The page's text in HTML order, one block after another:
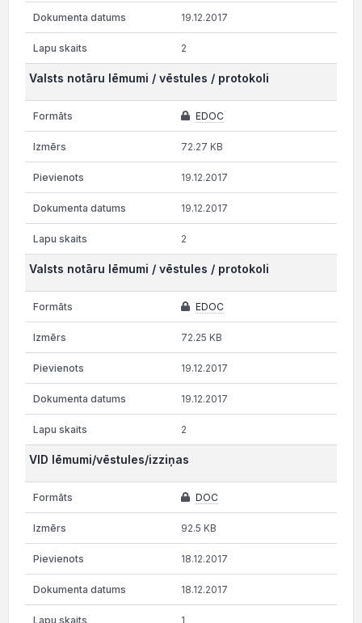
19.12.2017
2
Valsts notāru lēmumi / vēstules / protokoli
EDOC
72.27 KB
19.12.2017
19.12.2017
2
Valsts notāru lēmumi / vēstules / protokoli
EDOC
72.25 KB
19.12.2017
19.12.2017
2
VID lēmumi/vēstules/izziņas
DOC
92.5 KB
18.12.2017
18.12.2017
1